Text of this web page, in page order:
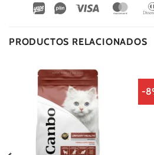
Wirecard
Vipps Visa
PRODUCTOS RELACIONADOS
-